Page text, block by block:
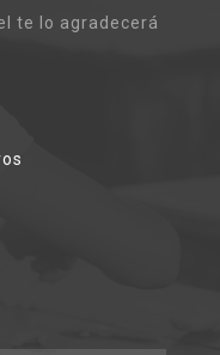
te lo agradecerá